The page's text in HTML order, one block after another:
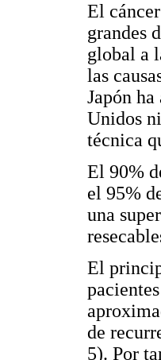
El
grandes
global a
las
Japón
Unidos
técnica
El 90%
el 95%
una
El
de
5). Por